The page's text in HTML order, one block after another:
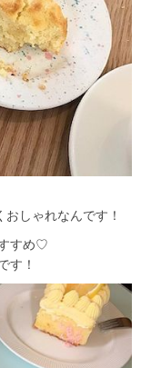
しゃれなんです！
すめ♡
す！